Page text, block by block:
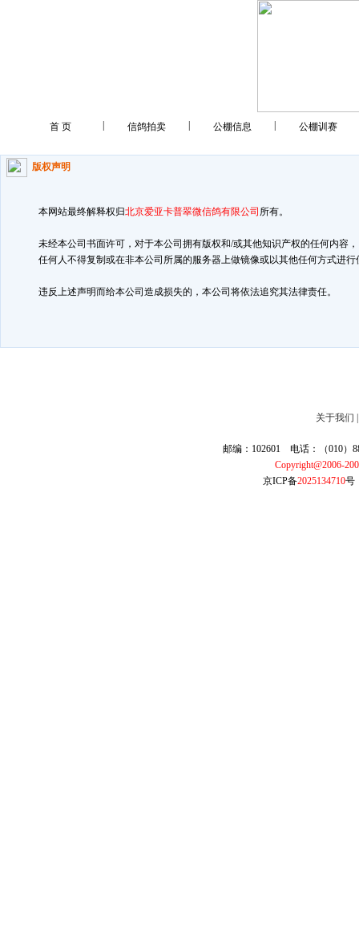
首 页 信鸽拍卖 公棚信息 公棚训赛
版权声明
本网站最终解释权归北京爱亚卡普翠微信鸽有限公司 所有。
未经本公司书面许可，对于本公司拥有版权和/或其他知识产权的任何内容，
任何人不得复制或在非本公司所属的服务器上做镜像或以其他任何方式进行
违反上述声明而给本公司造成损失的，本公司将依法追究其法律责任。
关于我们
邮编：102601 电话：（010）
Copyright@2006-
京ICP备2025134710号